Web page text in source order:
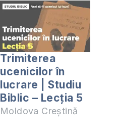
Trimiterea
ucenicilor în
lucrare | Studiu
Biblic – Lecția 5
Moldova Creștină